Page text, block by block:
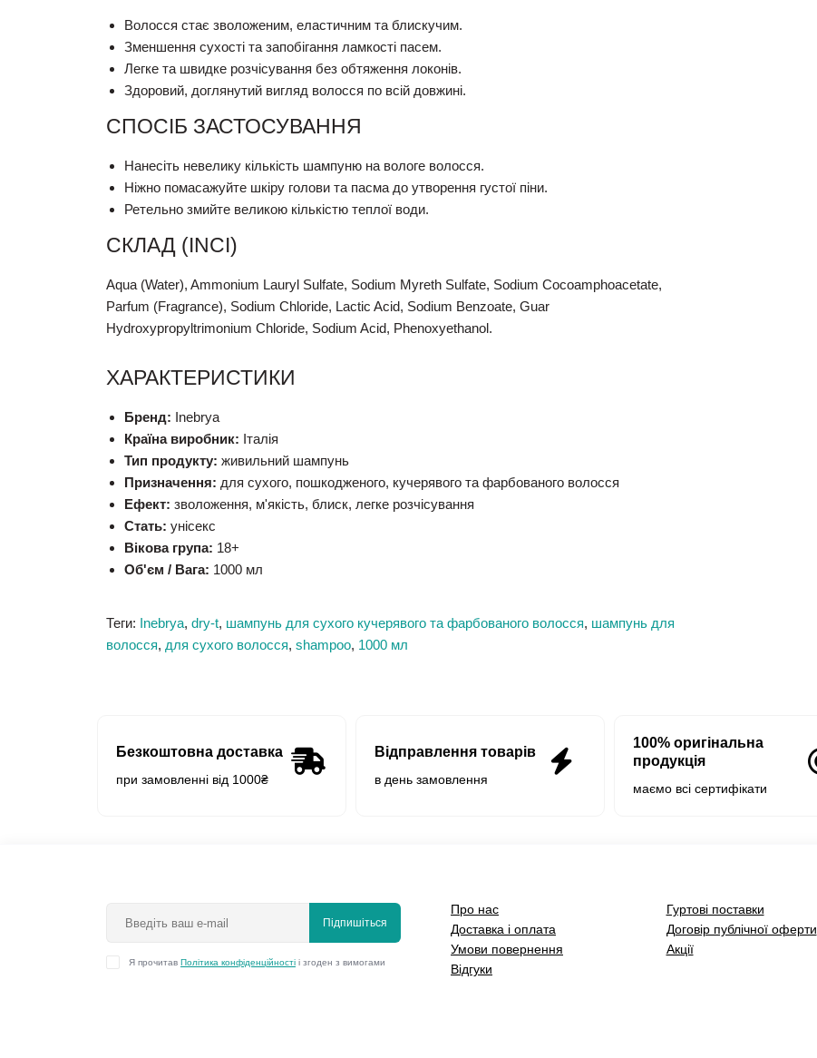
Волосся стає зволоженим, еластичним та блискучим.
Зменшення сухості та запобігання ламкості пасем.
Легке та швидке розчісування без обтяження локонів.
Здоровий, доглянутий вигляд волосся по всій довжині.
СПОСІБ ЗАСТОСУВАННЯ
Нанесіть невелику кількість шампуню на вологе волосся.
Ніжно помасажуйте шкіру голови та пасма до утворення густої піни.
Ретельно змийте великою кількістю теплої води.
СКЛАД (INCI)
Aqua (Water), Ammonium Lauryl Sulfate, Sodium Myreth Sulfate, Sodium Cocoamphoacetate,
Parfum (Fragrance), Sodium Chloride, Lactic Acid, Sodium Benzoate, Guar
Hydroxypropyltrimonium Chloride, Sodium Acid, Phenoxyethanol.
ХАРАКТЕРИСТИКИ
Бренд: Inebrya
Країна виробник: Італія
Тип продукту: живильний шампунь
Призначення: для сухого, пошкодженого, кучерявого та фарбованого волосся
Ефект: зволоження, м'якість, блиск, легке розчісування
Стать: унісекс
Вікова група: 18+
Об'єм / Вага: 1000 мл
Теги: Inebrya, dry-t, шампунь для сухого кучерявого та фарбованого волосся, шампунь для
волосся, для сухого волосся, shampoo, 1000 мл
Безкоштовна доставка
при замовленні від 1000₴
Відправлення товарів
в день замовлення
100% оригінальна
продукція
маємо всі сертифікати
Підпишіться
Я прочитав Політика конфіденційності і згоден з вимогами
Про нас
Доставка і оплата
Умови повернення
Відгуки
Гуртові поставки
Договір публічної оферти
Акції